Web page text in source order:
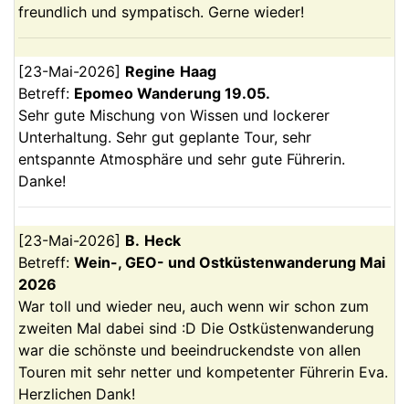
freundlich und sympatisch. Gerne wieder!
[23-Mai-2026] Regine Haag
Betreff: Epomeo Wanderung 19.05.
Sehr gute Mischung von Wissen und lockerer
Unterhaltung. Sehr gut geplante Tour, sehr
entspannte Atmosphäre und sehr gute Führerin.
Danke!
[23-Mai-2026] B. Heck
Betreff: Wein-, GEO- und Ostküstenwanderung Mai
2026
War toll und wieder neu, auch wenn wir schon zum
zweiten Mal dabei sind :D Die Ostküstenwanderung
war die schönste und beeindruckendste von allen
Touren mit sehr netter und kompetenter Führerin Eva.
Herzlichen Dank!